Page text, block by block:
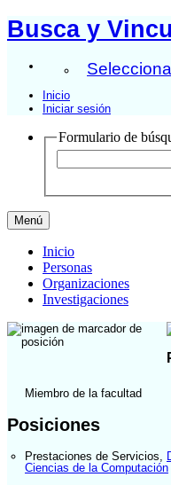
Busca y
Inicio
Iniciar sesión
Formulario de
Menú
Inicio
Personas
Organizaciones
Investigaciones
Miembro de la facultad
Posiciones
Prestaciones de Servicios
Ciencias de la Computación